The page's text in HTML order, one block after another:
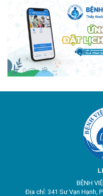
BỆNH
Địa chỉ: 341 Sư Vạn Hạnh,